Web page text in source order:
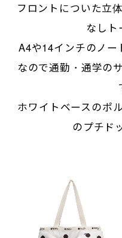
フロントについた立
なしト
A4や14インチのノ
なので通勤・通学の
ホワイトベースのポ
のプチド